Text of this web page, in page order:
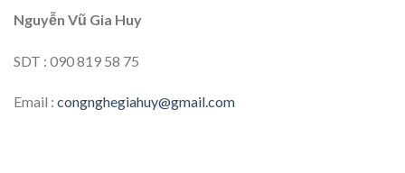
Nguyễn Vũ Gia Huy
SDT : 090 819 58 75
Email : congnghegiahuy@gmail.com